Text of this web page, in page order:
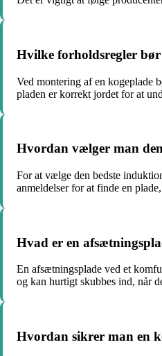
Hvilke forholdsregler
Ved montering af en kogeplade
pladen er korrekt jordet for at
Hvordan vælger man
For at vælge den bedste
anmeldelser for at finde en
Hvad er en
En afsætningsplade ved et
og kan hurtigt skubbes ind, når
Hvordan sikrer man en